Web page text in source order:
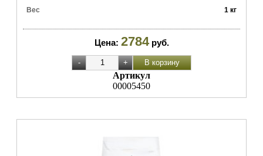
Вес
1 кг
Цена: 2784 руб.
Артикул
00005450